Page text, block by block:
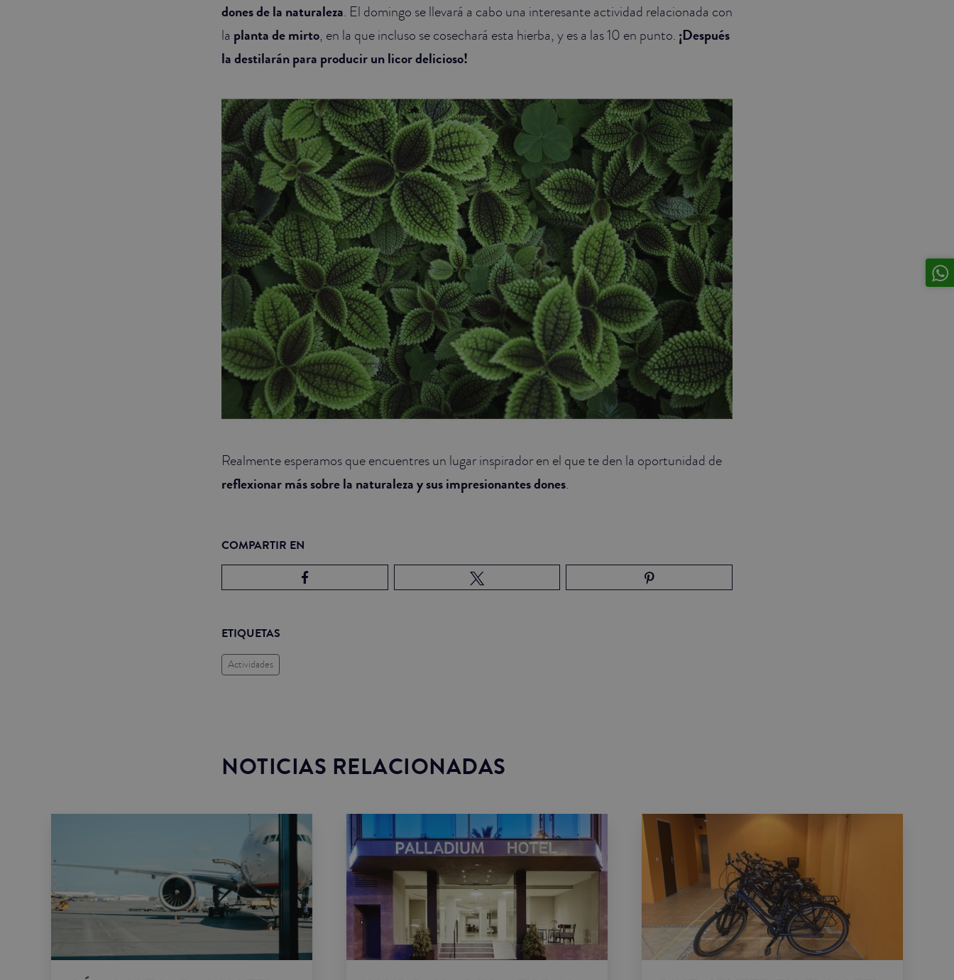
dones de la naturaleza. El domingo se llevará a cabo una interesante actividad relacionada con
la planta de mirto, en la que incluso se cosechará esta hierba, y es a las 10 en punto. ¡Después
la destilarán para producir un licor delicioso!
Realmente esperamos que encuentres un lugar inspirador en el que te den la oportunidad de
reflexionar más sobre la naturaleza y sus impresionantes dones.
COMPARTIR EN
ETIQUETAS
Actividades
NOTICIAS RELACIONADAS